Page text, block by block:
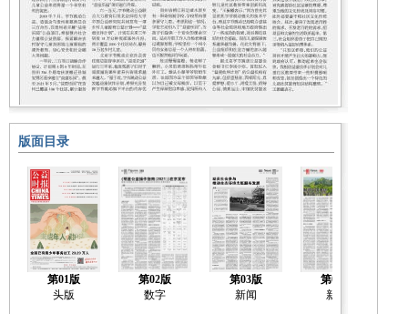
版面目录
第01版
头版
第02版
数字
第03版
新闻
第04版
新闻